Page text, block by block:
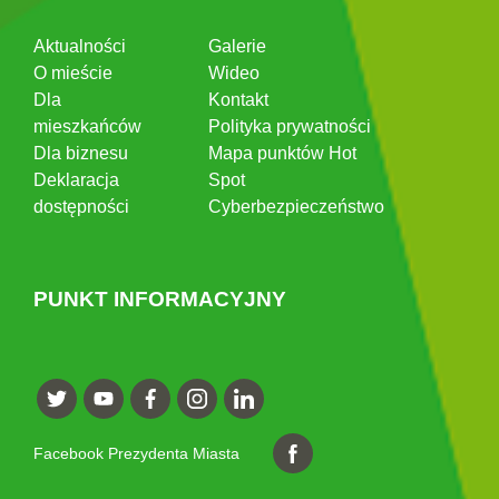
Aktualności
O mieście
Dla
mieszkańców
Dla biznesu
Deklaracja
dostępności
Galerie
Wideo
Kontakt
Polityka prywatności
Mapa punktów Hot
Spot
Cyberbezpieczeństwo
PUNKT INFORMACYJNY
Facebook Prezydenta Miasta